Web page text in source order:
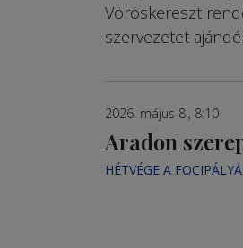
Vöröskereszt
szervezetet
2026. május 8., 8:10
Aradon
HÉTVÉGE A